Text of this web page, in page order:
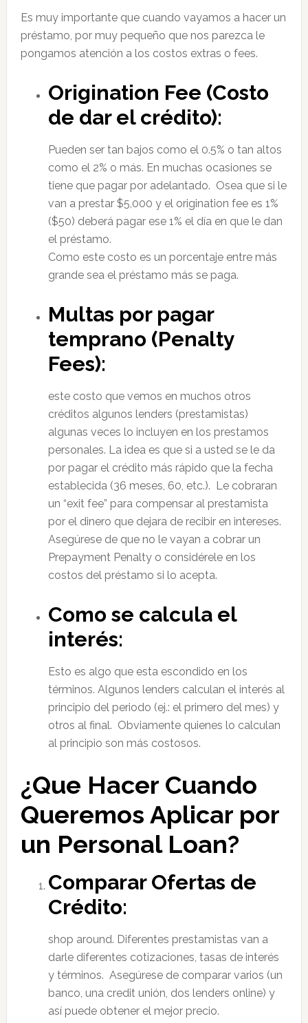
Es muy importante que cuando vayamos a hacer un
préstamo, por muy pequeño que nos parezca le
pongamos atención a los costos extras o fees.
Origination Fee (Costo
de dar el crédito):
Pueden ser tan bajos como el 0.5% o tan altos
como el 2% o más. En muchas ocasiones se
tiene que pagar por adelantado. Osea que si le
van a prestar $5,000 y el origination fee es 1%
($50) deberá pagar ese 1% el día en que le dan
el préstamo.
Como este costo es un porcentaje entre más
grande sea el préstamo más se paga.
Multas por pagar
temprano (Penalty
Fees):
este costo que vemos en muchos otros
créditos algunos lenders (prestamistas)
algunas veces lo incluyen en los prestamos
personales. La idea es que si a usted se le da
por pagar el crédito más rápido que la fecha
establecida (36 meses, 60, etc.). Le cobraran
un “exit fee” para compensar al prestamista
por el dinero que dejara de recibir en intereses.
Asegúrese de que no le vayan a cobrar un
Prepayment Penalty o considérele en los
costos del préstamo si lo acepta.
Como se calcula el
interés:
Esto es algo que esta escondido en los
términos. Algunos lenders calculan el interés al
principio del periodo (ej.: el primero del mes) y
otros al final. Obviamente quienes lo calculan
al principio son más costosos.
¿Que Hacer Cuando
Queremos Aplicar por
un Personal Loan?
Comparar Ofertas de
Crédito:
shop around. Diferentes prestamistas van a
darle diferentes cotizaciones, tasas de interés
y términos. Asegúrese de comparar varios (un
banco, una credit unión, dos lenders online) y
así puede obtener el mejor precio.